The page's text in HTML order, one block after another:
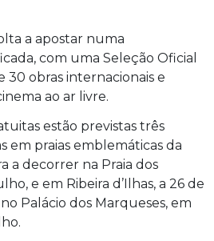
a apostar numa
com uma Seleção Oficial
30 obras internacionais e
ao ar livre.
estão previstas três
em praias emblemáticas da
a decorrer na Praia dos
e em Ribeira d’Ilhas, a 26 de
Palácio dos Marqueses, em